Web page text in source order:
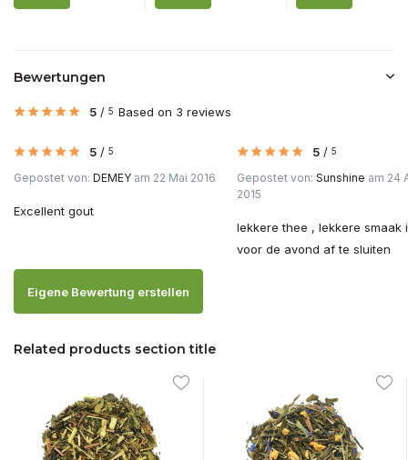
Bewertungen
5 / 5 Based on 3 reviews
5 / 5
Gepostet von: DEMEY am 22 Mai 2016
Excellent gout
5 / 5
Gepostet von: Sunshine am 24
2015
lekkere thee , lekkere smaak
voor de avond af te sluiten
Eigene Bewertung erstellen
Related products section title